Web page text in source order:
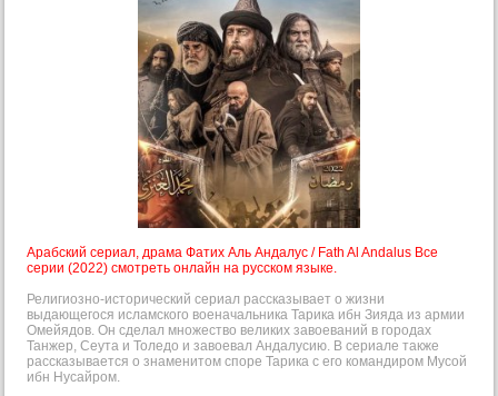
Арабский сериал, драма Фатих Аль Андалус / Fath Al Andalus Все
серии (2022) смотреть онлайн на русском языке.
Религиозно-исторический сериал рассказывает о жизни
выдающегося исламского военачальника Тарика ибн Зияда из армии
Омейядов. Он сделал множество великих завоеваний в городах
Танжер, Сеута и Толедо и завоевал Андалусию. В сериале также
рассказывается о знаменитом споре Тарика с его командиром Мусой
ибн Нусайром.